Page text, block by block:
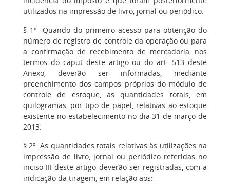
utilizados na impressão de livro, jornal ou periódico.
§ 1º Quando do primeiro acesso para obtenção do
número de registro de controle da operação ou para
a confirmação de recebimento de mercadoria, nos
termos do caput deste artigo ou do art. 513 deste
Anexo, deverão ser informadas, mediante
preenchimento dos campos próprios do módulo de
controle de estoque, as quantidades totais, em
quilogramas, por tipo de papel, relativas ao estoque
existente no estabelecimento no dia 31 de março de
2013.
§ 2º As quantidades totais relativas às utilizações na
impressão de livro, jornal ou periódico referidas no
inciso III deste artigo deverão ser registradas, com a
indicação da tiragem, em relação aos: